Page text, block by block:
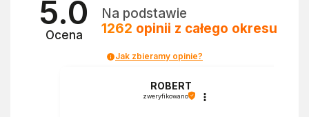
5.0
Ocena
Na podstawie
1262 opinii z całego okresu
Jak zbieramy opinie?
ROBERT
zweryfikowano